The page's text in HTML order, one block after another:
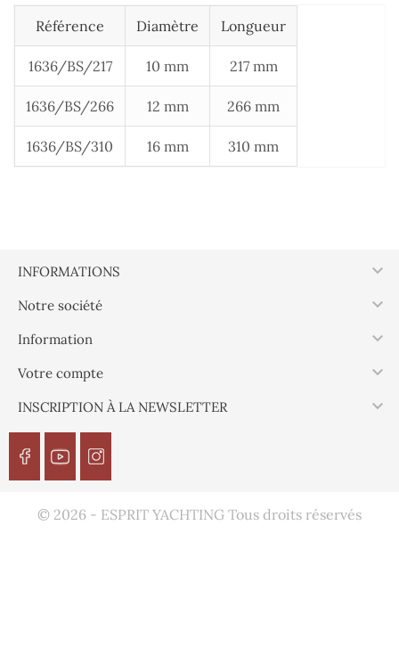
Référence Diamètre Longueur
1636/BS/217 10 mm 217 mm
1636/BS/266 12 mm 266 mm
1636/BS/310 16 mm 310 mm
INFORMATIONS 
Notre société 
Information 
Votre compte 
INSCRIPTION À LA NEWSLETTER 
© 2026 - ESPRIT YACHTING Tous droits réservés